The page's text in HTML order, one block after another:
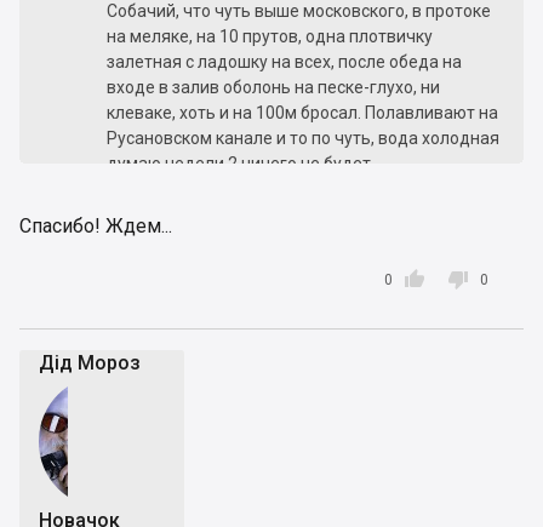
Собачий, что чуть выше московского, в протоке
на меляке, на 10 прутов, одна плотвичку
залетная с ладошку на всех, после обеда на
входе в залив оболонь на песке-глухо, ни
клеваке, хоть и на 100м бросал. Полавливают на
Русановском канале и то по чуть, вода холодная
думаю недели 2 ничего не будет
Спасибо! Ждем...

0  0
Дід Мороз
Новачок